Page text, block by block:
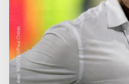
D
a
t
a
n
u